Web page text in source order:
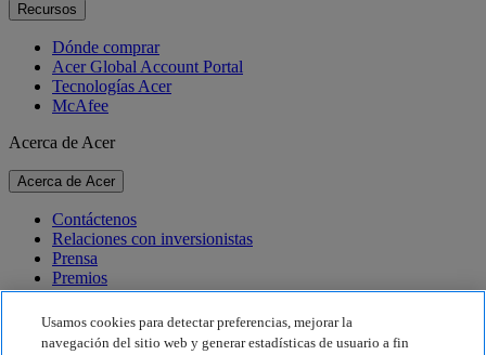
Recursos
Dónde comprar
Acer Global Account Portal
Tecnologías Acer
McAfee
Acerca de Acer
Acerca de Acer
Contáctenos
Relaciones con inversionistas
Prensa
Premios
Eventos
Sostenibilidad
Usamos cookies para detectar preferencias, mejorar la
navegación del sitio web y generar estadísticas de usuario a fin